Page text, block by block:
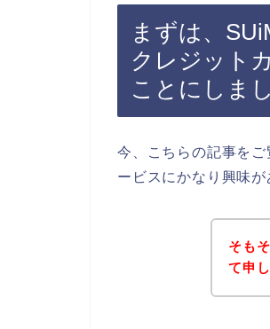
まずは、
クレジット
ことにしま
今、こちらの記事を
ービスにかなり興味が
そも
て申